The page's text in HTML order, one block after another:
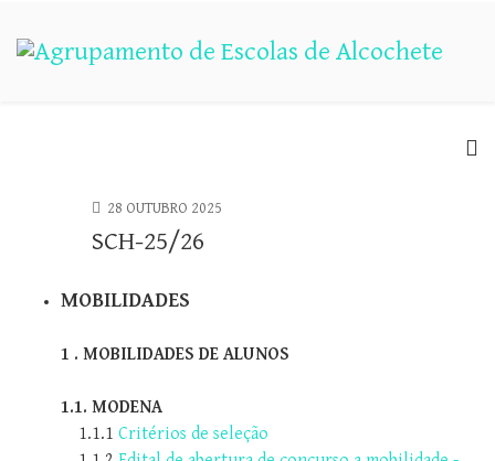
28 OUTUBRO 2025
SCH-25/26
MOBILIDADES
1 . MOBILIDADES DE ALUNOS
1.1. MODENA
1.1.1 Critérios de seleção